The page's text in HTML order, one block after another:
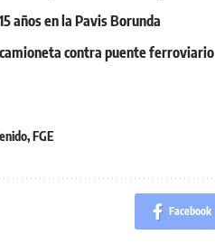
años en la Pavis Borunda
contra puente ferroviario
,FGE
Facebook